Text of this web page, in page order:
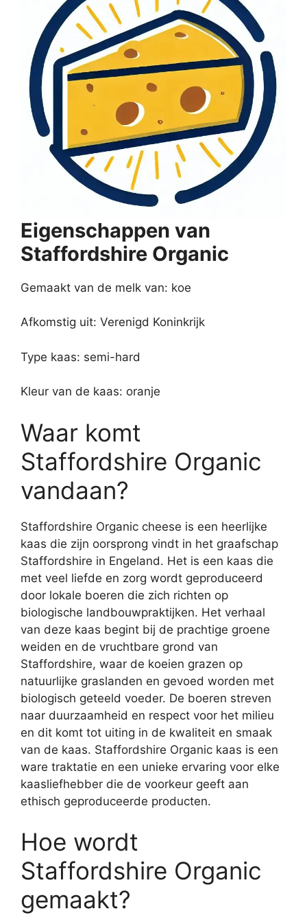
Eigenschappen van
Staffordshire Organic
Gemaakt van de melk van: koe
Afkomstig uit: Verenigd Koninkrijk
Type kaas: semi-hard
Kleur van de kaas: oranje
Waar komt
Staffordshire Organic
vandaan?
Staffordshire Organic cheese is een heerlijke
kaas die zijn oorsprong vindt in het graafschap
Staffordshire in Engeland. Het is een kaas die
met veel liefde en zorg wordt geproduceerd
door lokale boeren die zich richten op
biologische landbouwpraktijken. Het verhaal
van deze kaas begint bij de prachtige groene
weiden en de vruchtbare grond van
Staffordshire, waar de koeien grazen op
natuurlijke graslanden en gevoed worden met
biologisch geteeld voeder. De boeren streven
naar duurzaamheid en respect voor het milieu
en dit komt tot uiting in de kwaliteit en smaak
van de kaas. Staffordshire Organic kaas is een
ware traktatie en een unieke ervaring voor elke
kaasliefhebber die de voorkeur geeft aan
ethisch geproduceerde producten.
Hoe wordt
Staffordshire Organic
gemaakt?